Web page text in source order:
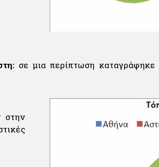
σε μια περίπτωση καταγράφηκε
στην